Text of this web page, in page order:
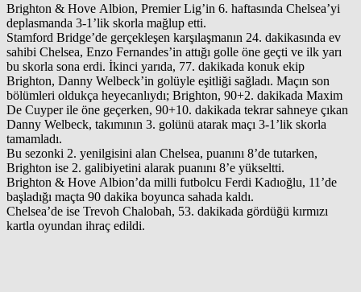
Brighton & Hove Albion, Premier Lig’in 6. haftasında Chelsea’yi
deplasmanda 3-1’lik skorla mağlup etti.
Stamford Bridge’de gerçekleşen karşılaşmanın 24. dakikasında ev
sahibi Chelsea, Enzo Fernandes’in attığı golle öne geçti ve ilk yarı
bu skorla sona erdi. İkinci yarıda, 77. dakikada konuk ekip
Brighton, Danny Welbeck’in golüyle eşitliği sağladı. Maçın son
bölümleri oldukça heyecanlıydı; Brighton, 90+2. dakikada Maxim
De Cuyper ile öne geçerken, 90+10. dakikada tekrar sahneye çıkan
Danny Welbeck, takımının 3. golünü atarak maçı 3-1’lik skorla
tamamladı.
Bu sezonki 2. yenilgisini alan Chelsea, puanını 8’de tutarken,
Brighton ise 2. galibiyetini alarak puanını 8’e yükseltti.
Brighton & Hove Albion’da milli futbolcu Ferdi Kadıoğlu, 11’de
başladığı maçta 90 dakika boyunca sahada kaldı.
Chelsea’de ise Trevoh Chalobah, 53. dakikada gördüğü kırmızı
kartla oyundan ihraç edildi.